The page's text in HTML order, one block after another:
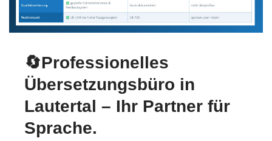
🔄Professionelles
Übersetzungsbüro in
Lautertal – Ihr Partner für
Sprache.